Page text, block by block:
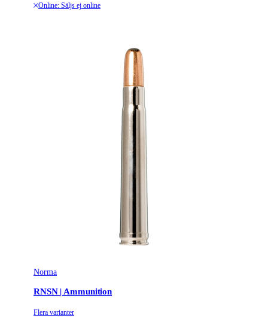
Online: Säljs ej online
Norma
RNSN | Ammunition
Flera varianter